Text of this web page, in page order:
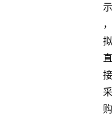
示
，
拟
直
接
采
购